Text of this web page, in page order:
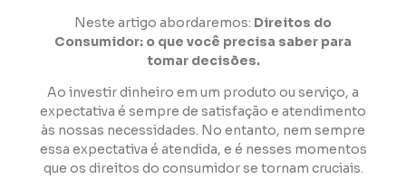
Neste artigo abordaremos: Direitos do
Consumidor: o que você precisa saber para
tomar decisões.
Ao investir dinheiro em um produto ou serviço, a
expectativa é sempre de satisfação e atendimento
às nossas necessidades. No entanto, nem sempre
essa expectativa é atendida, e é nesses momentos
que os direitos do consumidor se tornam cruciais.